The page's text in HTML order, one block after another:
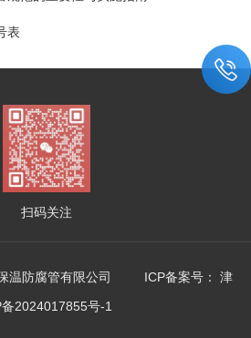
表
扫码关注
保温防腐管有限公司 ICP备案号：津
备2024017855号-1